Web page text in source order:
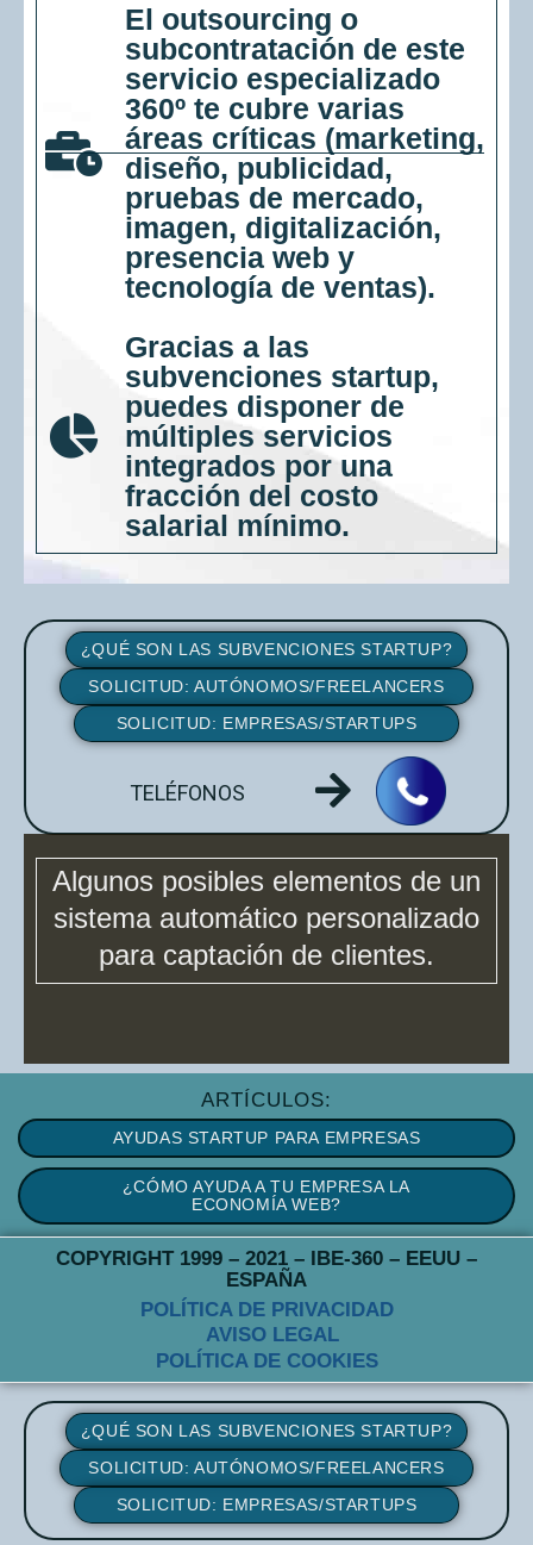
El outsourcing o
subcontratación de este
servicio especializado
360º te cubre varias
áreas críticas (marketing,
diseño, publicidad,
pruebas de mercado,
imagen, digitalización,
presencia web y
tecnología de ventas).
Gracias a las
subvenciones startup,
puedes disponer de
múltiples servicios
integrados por una
fracción del costo
salarial mínimo.
¿QUÉ SON LAS SUBVENCIONES STARTUP?
SOLICITUD: AUTÓNOMOS/FREELANCERS
SOLICITUD: EMPRESAS/STARTUPS
TELÉFONOS
Algunos posibles elementos de un
sistema automático personalizado
para captación de clientes.
ARTÍCULOS:
AYUDAS STARTUP PARA EMPRESAS
¿CÓMO AYUDA A TU EMPRESA LA
ECONOMÍA WEB?
COPYRIGHT 1999 – 2021 – IBE-360 – EEUU –
ESPAÑA
POLÍTICA DE PRIVACIDAD
AVISO LEGAL
POLÍTICA DE COOKIES
¿QUÉ SON LAS SUBVENCIONES STARTUP?
SOLICITUD: AUTÓNOMOS/FREELANCERS
SOLICITUD: EMPRESAS/STARTUPS